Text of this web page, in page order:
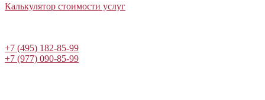
Калькулятор стоимости услуг
+7 (495) 182-85-99
+7 (977) 090-85-99